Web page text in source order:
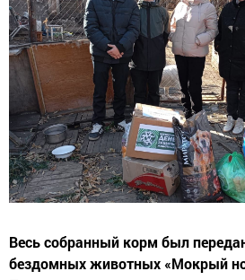
Весь собранный корм был
бездомных животных «Мокрый